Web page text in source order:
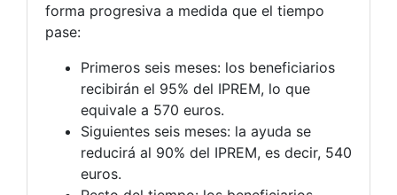
forma progresiva a medida que el tiempo
pase:
Primeros seis meses: los beneficiarios
recibirán el 95% del IPREM, lo que
equivale a 570 euros.
Siguientes seis meses: la ayuda se
reducirá al 90% del IPREM, es decir, 540
euros.